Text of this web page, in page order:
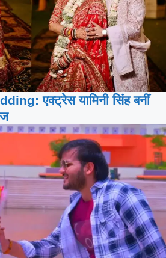
एक्ट्रेस यामिनी सिंह बनीं